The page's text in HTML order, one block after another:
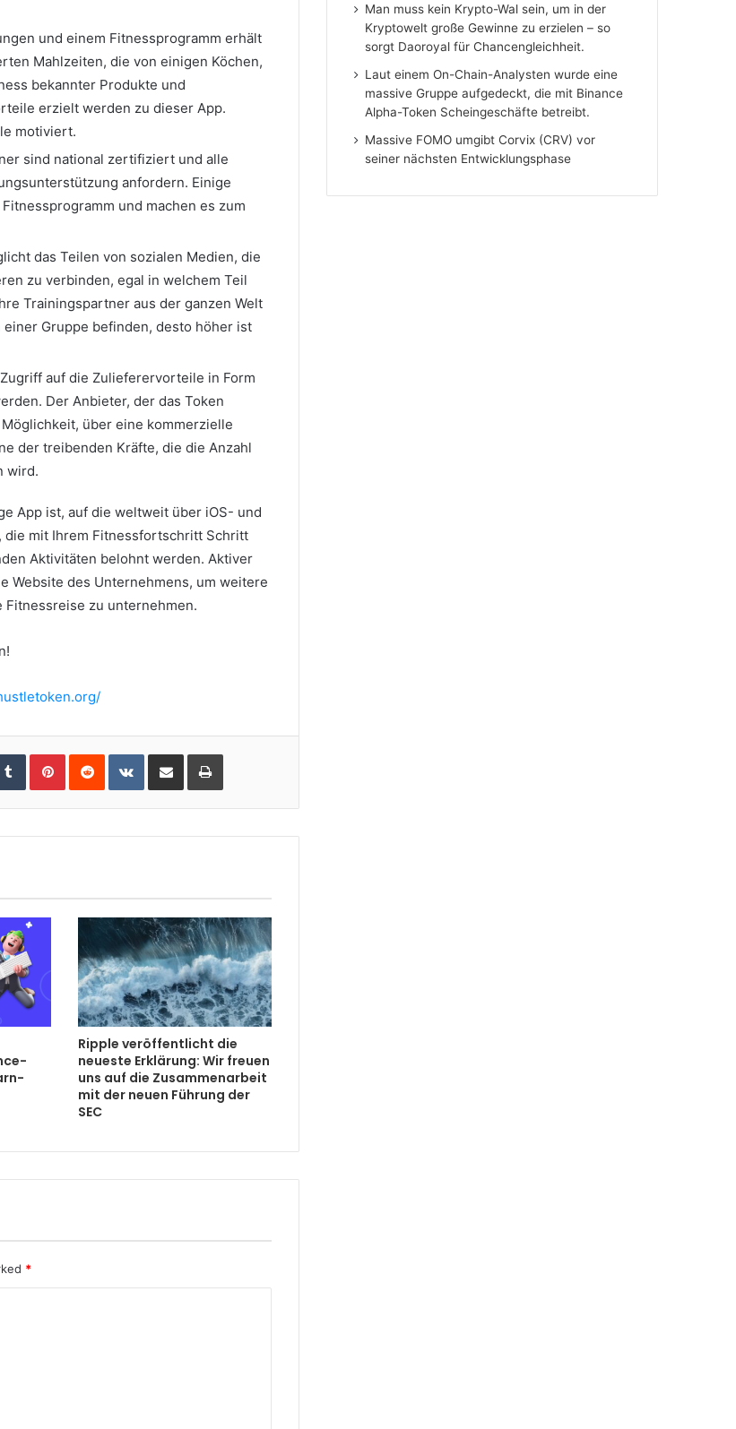
und einem Fitnessprogramm erhält
Mahlzeiten, die von einigen Köchen,
bekannter Produkte und
erzielt werden zu dieser App.
motiviert.
sind national zertifiziert und alle
anfordern. Einige
und machen es zum
das Teilen von sozialen Medien, die
zu verbinden, egal in welchem ​​Teil
Trainingspartner aus der ganzen Welt
Gruppe befinden, desto höher ist
auf die Zulieferervorteile in Form
Der Anbieter, der das Token
über eine kommerzielle
der treibenden Kräfte, die die Anzahl
wird.
App ist, auf die weltweit über iOS- und
mit Ihrem Fitnessfortschritt Schritt
Aktivitäten belohnt werden. Aktiver
Website des Unternehmens, um weitere
zu unternehmen.
TumblrPinterestReddit VKontakte
Share via Email Print
Ripple veröffentlicht die
neueste Erklärung: Wir freuen
uns auf die Zusammenarbeit
mit der neuen Führung der
SEC
*
Man muss kein Krypto-Wal sein, um in der
Kryptowelt große Gewinne zu erzielen – so
sorgt Daoroyal für Chancengleichheit.
Laut einem On-Chain-Analysten wurde eine
massive Gruppe aufgedeckt, die mit Binance
Alpha-Token Scheingeschäfte betreibt.
Massive FOMO umgibt Corvix (CRV) vor
seiner nächsten Entwicklungsphase